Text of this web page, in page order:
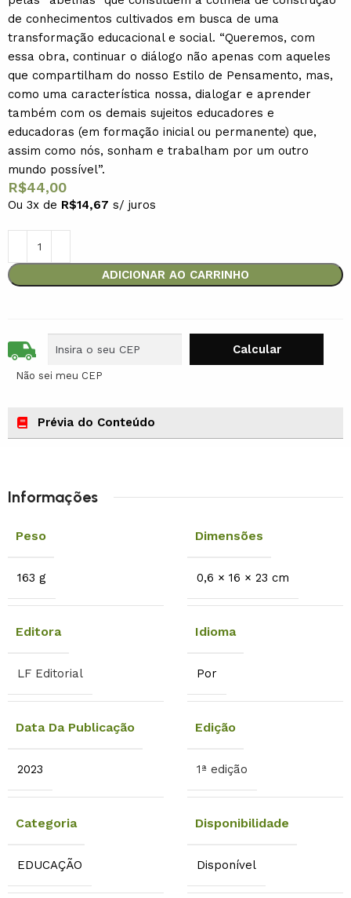
de conhecimentos cultivados em busca de uma
transformação educacional e social. “Queremos, com
essa obra, continuar o diálogo não apenas com aqueles
que compartilham do nosso Estilo de Pensamento, mas,
como uma característica nossa, dialogar e aprender
também com os demais sujeitos educadores e
educadoras (em formação inicial ou permanente) que,
assim como nós, sonham e trabalham por um outro
mundo possível”.
R$44,00
Ou 3x de R$14,67 s/ juros
ADICIONAR AO CARRINHO
Não sei meu CEP
Prévia do Conteúdo
Informações
Peso
163 g
Dimensões
0,6 × 16 × 23 cm
Editora
LF Editorial
Idioma
Por
Data Da Publicação
2023
Edição
1ª edição
Categoria
EDUCAÇÃO
Disponibilidade
Disponível